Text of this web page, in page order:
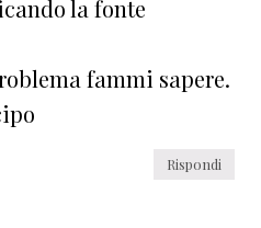
la fonte
fammi sapere.
Rispondi